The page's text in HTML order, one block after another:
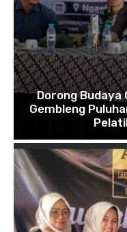
Dorong Budaya
Gembleng